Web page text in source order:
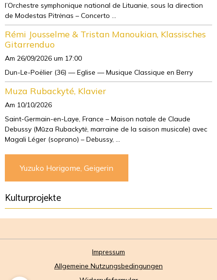
l’Orchestre symphonique national de Lituanie, sous la direction
de Modestas Pitrėnas – Concerto ...
Rémi Jousselme & Tristan Manoukian, Klassisches
Gitarrenduo
Am 26/09/2026 um 17:00
Dun-Le-Poëlier (36) — Eglise — Musique Classique en Berry
Muza Rubackyté, Klavier
Am 10/10/2026
Saint-Germain-en-Laye, France – Maison natale de Claude
Debussy (Mūza Rubackytė, marraine de la saison musicale) avec
Magali Léger (soprano) – Debussy, ...
Yuzuko Horigome, Geigerin
Kulturprojekte
Impressum
Allgemeine Nutzungsbedingungen